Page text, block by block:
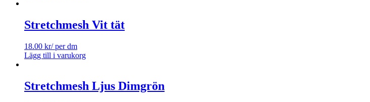
Stretchmesh Vit tät
18.00 kr/ per dm
Lägg till i varukorg
Stretchmesh Ljus Dimgrön